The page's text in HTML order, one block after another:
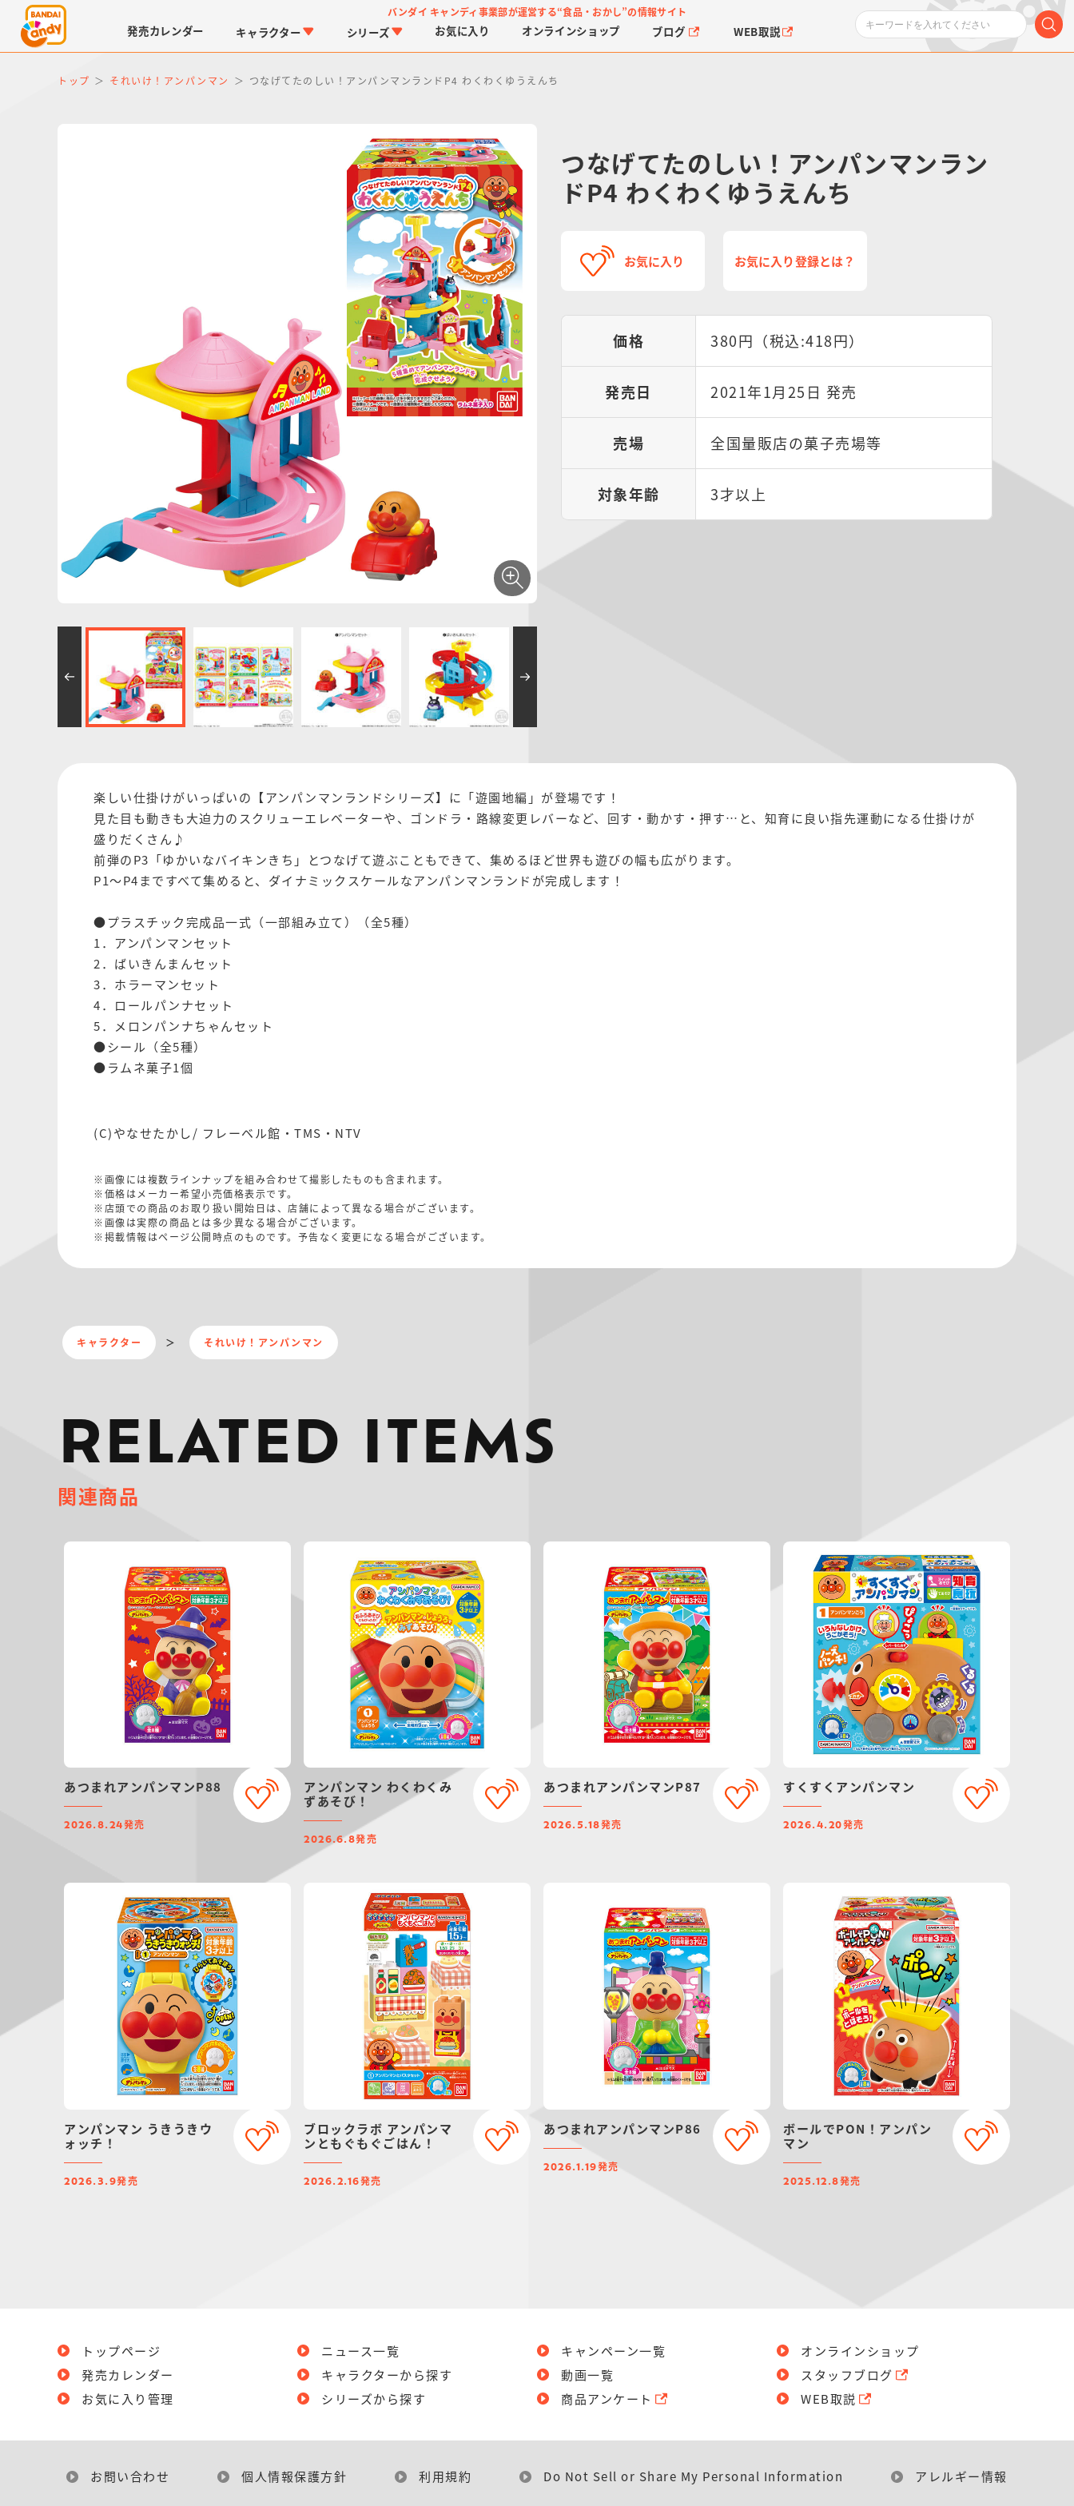
バンダイ キャンディ事業部が運営する“食品・おかし”の情報サイト
発売カレンダー キャラクター
PROJECT R.E.D.・ス
ーパー戦隊シリーズ
シリーズ
つりグミ
お気に入り オンラインショップ ブログ WEB取説
トップ それいけ！アンパンマン つなげてたのしい！アンパンマンランドP4 わくわくゆうえんち
つなげてたのしい！アンパンマンラン
ドP4 わくわくゆうえんち
お気に入り お気に入り登録とは？
価格 380円（税込:418円）
発売日 2021年1月25日 発売
売場 全国量販店の菓子売場等
対象年齢 3才以上
楽しい仕掛けがいっぱいの【アンパンマンランドシリーズ】に「遊園地編」が登場です！
見た目も動きも大迫力のスクリューエレベーターや、ゴンドラ・路線変更レバーなど、回す・動かす・押す…と、知育に良い指先運動になる仕掛けが
盛りだくさん♪
前弾のP3「ゆかいなバイキンきち」とつなげて遊ぶこともできて、集めるほど世界も遊びの幅も広がります。
P1～P4まですべて集めると、ダイナミックスケールなアンパンマンランドが完成します！
●プラスチック完成品一式（一部組み立て）（全5種）
1．アンパンマンセット
2．ばいきんまんセット
3．ホラーマンセット
4．ロールパンナセット
5．メロンパンナちゃんセット
●シール（全5種）
●ラムネ菓子1個
(C)やなせたかし/ フレーベル館・TMS・NTV
※画像には複数ラインナップを組み合わせて撮影したものも含まれます。
※価格はメーカー希望小売価格表示です。
※店頭での商品のお取り扱い開始日は、店舗によって異なる場合がございます。
※画像は実際の商品とは多少異なる場合がございます。
※掲載情報はページ公開時点のものです。予告なく変更になる場合がございます。
キャラクター それいけ！アンパンマン
RELATED ITEMS
関連商品
あつまれアンパンマンP88
2026.8.24発売
アンパンマン わくわくみ
ずあそび！
2026.6.8発売
あつまれアンパンマンP87
2026.5.18発売
すくすくアンパンマン
2026.4.20発売
アンパンマン うきうきウ
ォッチ！
2026.3.9発売
ブロックラボ アンパンマ
ンともぐもぐごはん！
2026.2.16発売
あつまれアンパンマンP86
2026.1.19発売
ボールでPON！アンパン
マン
2025.12.8発売
トップページ
発売カレンダー
お気に入り管理
ニュース一覧
キャラクターから探す
シリーズから探す
キャンペーン一覧
動画一覧
商品アンケート
オンラインショップ
スタッフブログ
WEB取説
お問い合わせ 個人情報保護方針 利用規約 Do Not Sell or Share My Personal Information アレルギー情報